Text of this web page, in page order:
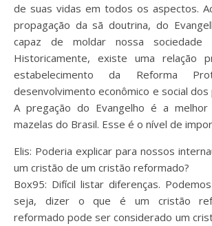
de suas vidas em todos os aspectos.
propagação da sã doutrina, do
capaz de moldar nossa sociedade
Historicamente, existe uma relação
estabelecimento da Reforma
desenvolvimento econômico e social dos
A pregação do Evangelho é a melhor
mazelas do Brasil. Esse é o nível de
Elis: Poderia explicar para nossos
um cristão de um cristão reformado?
Box95: Difícil listar diferenças.
seja, dizer o que é um cristão
reformado pode ser considerado um